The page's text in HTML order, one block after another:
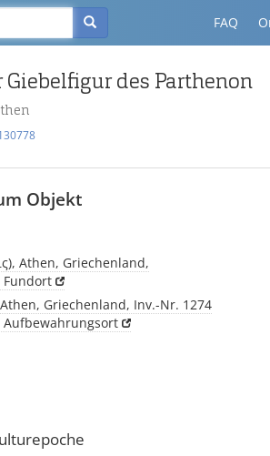
FAQ
Giebelfigur des Parthenon
Objekt
Athen, Griechenland,
Fundort
Griechenland, Inv.-Nr. 1274